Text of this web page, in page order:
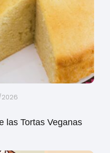
las Tortas Veganas